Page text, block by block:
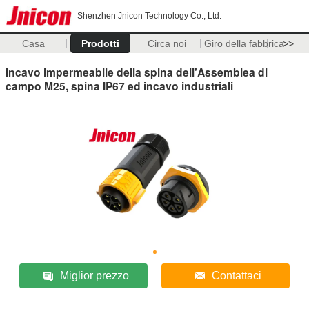
Shenzhen Jnicon Technology Co., Ltd.
Casa Prodotti Circa noi Giro della fabbrica>>
Incavo impermeabile della spina dell'Assemblea di
campo M25, spina IP67 ed incavo industriali
Miglior prezzo Contattaci